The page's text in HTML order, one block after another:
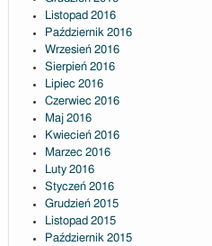
Listopad 2016
Październik 2016
Wrzesień 2016
Sierpień 2016
Lipiec 2016
Czerwiec 2016
Maj 2016
Kwiecień 2016
Marzec 2016
Luty 2016
Styczeń 2016
Grudzień 2015
Listopad 2015
Październik 2015